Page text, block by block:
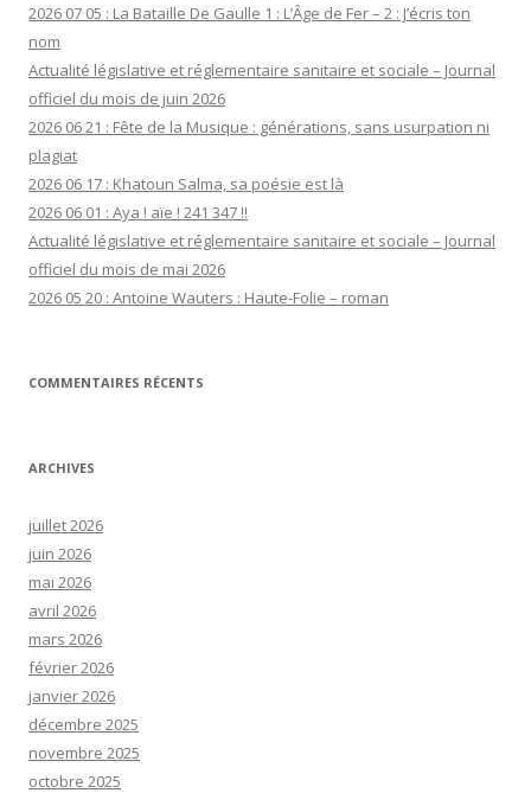
2026 07 05 : La Bataille De Gaulle 1 : L’Âge de Fer – 2 : J’écris ton
nom
Actualité législative et réglementaire sanitaire et sociale – Journal
officiel du mois de juin 2026
2026 06 21 : Fête de la Musique : générations, sans usurpation ni
plagiat
2026 06 17 : Khatoun Salma, sa poésie est là
2026 06 01 : Aya ! aïe ! 241 347 !!
Actualité législative et réglementaire sanitaire et sociale – Journal
officiel du mois de mai 2026
2026 05 20 : Antoine Wauters : Haute-Folie – roman
COMMENTAIRES RÉCENTS
ARCHIVES
juillet 2026
juin 2026
mai 2026
avril 2026
mars 2026
février 2026
janvier 2026
décembre 2025
novembre 2025
octobre 2025